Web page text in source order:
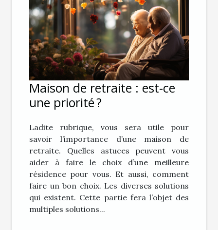
Maison de retraite : est-ce
une priorité ?
Ladite rubrique, vous sera utile pour
savoir l’importance d’une maison de
retraite. Quelles astuces peuvent vous
aider à faire le choix d’une meilleure
résidence pour vous. Et aussi, comment
faire un bon choix. Les diverses solutions
qui existent. Cette partie fera l’objet des
multiples solutions...